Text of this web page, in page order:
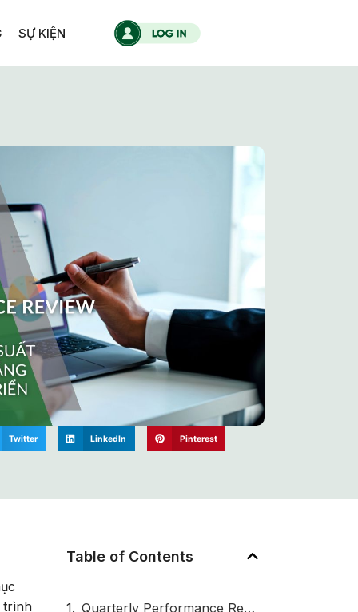
SỰ KIỆN
Twitter LinkedIn Pinterest
trình
Table of Contents
Quarterly Performance Review là gì?